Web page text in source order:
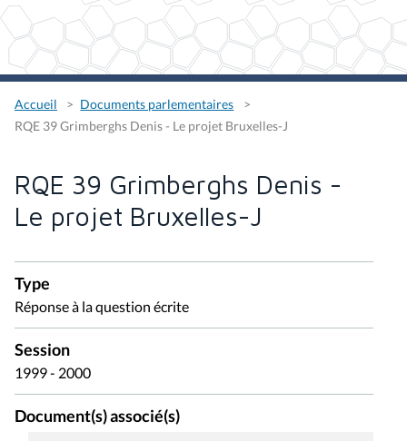
Accueil
Documents parlementaires
RQE 39 Grimberghs Denis - Le projet Bruxelles-J
RQE 39 Grimberghs Denis -
Le projet Bruxelles-J
Type
Réponse à la question écrite
Session
1999 - 2000
Document(s) associé(s)